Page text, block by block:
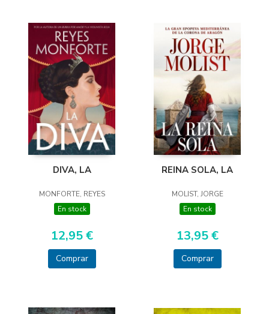
DIVA, LA
MONFORTE, REYES
En stock
12,95 €
Comprar
REINA SOLA, LA
MOLIST, JORGE
En stock
13,95 €
Comprar